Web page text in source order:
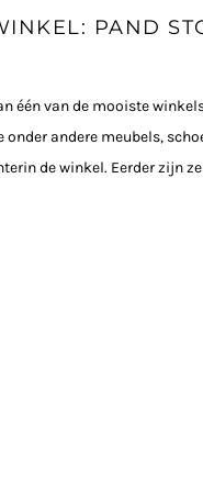
PAND
één van de mooiste
onder andere meubels,
de winkel. Eerder zijn